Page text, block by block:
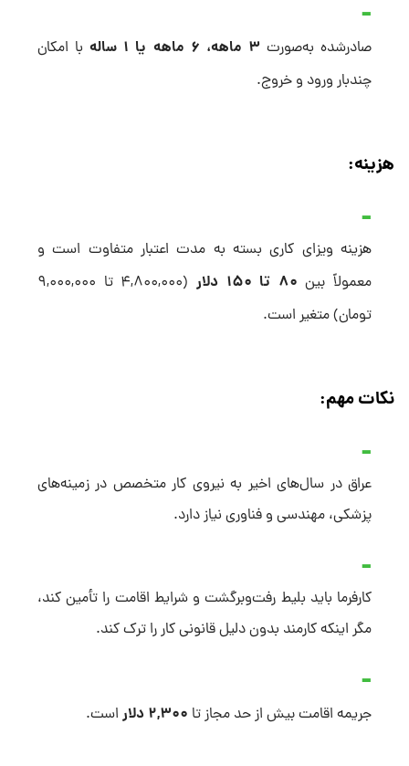
صادرشده به‌صورت ۳ ماهه، ۶ ماهه یا ۱ ساله
با امکان
چندبار ورود و خروج.
هزینه:
هزینه ویزای کاری بسته به مدت اعتبار متفاوت است و
معمولاً بین ۸۰ تا ۱۵۰ دلار
(۴,۸۰۰,۰۰۰ تا ۹,۰۰۰,۰۰۰
تومان) متغیر است.
نکات مهم:
عراق در سال‌های اخیر به نیروی کار متخصص در زمینه‌های
پزشکی، مهندسی و فناوری نیاز دارد.
کارفرما باید بلیط رفت‌وبرگشت و شرایط اقامت را تأمین کند،
مگر اینکه کارمند بدون دلیل قانونی کار را ترک کند.
جریمه اقامت بیش از حد مجاز تا ۲,۳۰۰ دلار است.